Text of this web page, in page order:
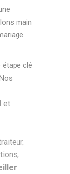
main
étape clé
et